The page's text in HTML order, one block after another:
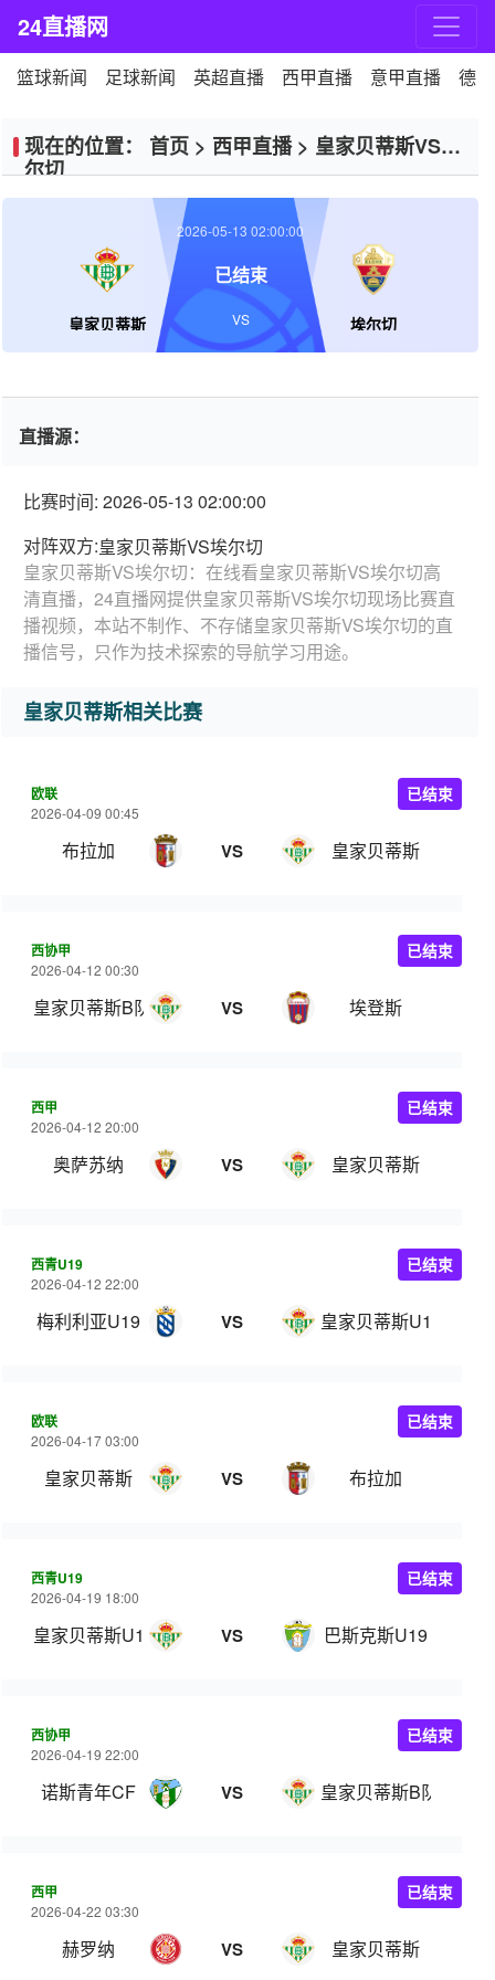
24直播网
篮球新闻 足球新闻 英超直播 西甲直播 意甲直播 德
现在的位置： 首页 > 西甲直播> 皇家贝蒂斯VS埃
尔切
皇家贝蒂斯 埃尔切
2026-05-13 02:00:00
已结束
VS
直播源：
比赛时间: 2026-05-13 02:00:00
对阵双方:皇家贝蒂斯VS埃尔切
皇家贝蒂斯VS埃尔切：在线看皇家贝蒂斯VS埃尔切高
清直播，24直播网提供皇家贝蒂斯VS埃尔切现场比赛直
播视频，本站不制作、不存储皇家贝蒂斯VS埃尔切的直
播信号，只作为技术探索的导航学习用途。
皇家贝蒂斯相关比赛
欧联
2026-04-09 00:45
布拉加 VS 皇家贝蒂斯
已结束
西协甲
2026-04-12 00:30
皇家贝蒂斯B队 VS 埃登斯
已结束
西甲
2026-04-12 20:00
奥萨苏纳 VS 皇家贝蒂斯
已结束
西青U19
2026-04-12 22:00
梅利利亚U19 VS 皇家贝蒂斯U19
已结束
欧联
2026-04-17 03:00
皇家贝蒂斯 VS 布拉加
已结束
西青U19
2026-04-19 18:00
皇家贝蒂斯U19 VS 巴斯克斯U19
已结束
西协甲
2026-04-19 22:00
诺斯青年CF VS 皇家贝蒂斯B队
已结束
西甲
2026-04-22 03:30
赫罗纳 VS 皇家贝蒂斯
已结束